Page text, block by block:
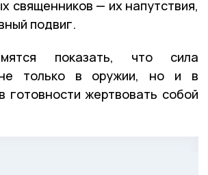
священников — их напутствия,
подвиг.
показать, что сила
не только в оружии, но и в
готовности жертвовать собой